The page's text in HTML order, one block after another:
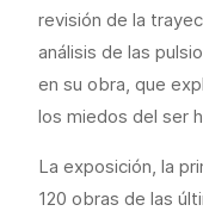
revisión de la
análisis de las
en su obra, que
los miedos del ser
La exposición, la
120 obras de las